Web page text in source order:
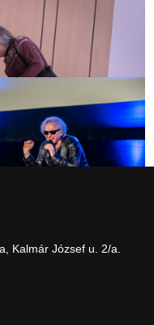
Kalmár József u. 2/a.